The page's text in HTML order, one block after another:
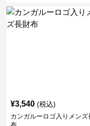
¥3,540 (税込)
カンガルーロゴ入りメンズ